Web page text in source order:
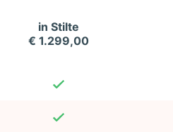
in Stilte
€ 1.299,00